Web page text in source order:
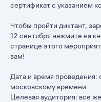
сертификат с указанием
Чтобы пройти диктант,
12 сентября нажмите на
странице этого
вам!
Дата и время проведения:
московскому времени
Целевая аудитория: все